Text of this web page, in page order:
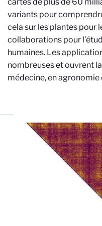
variants pour
cela sur les plantes pour
collaborations pour
humaines. Les
nombreuses et ouvrent
médecine, en agronomie